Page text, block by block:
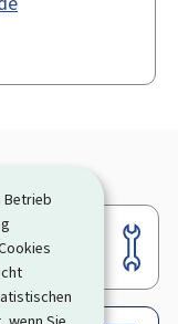
Betrieb